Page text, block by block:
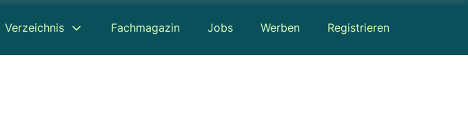
Verzeichnis Fachmagazin Jobs Werben Registrieren